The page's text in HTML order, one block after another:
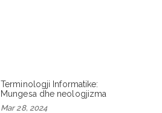
Terminologji Informatike:
Mungesa dhe neologjizma
Mar 28, 2024